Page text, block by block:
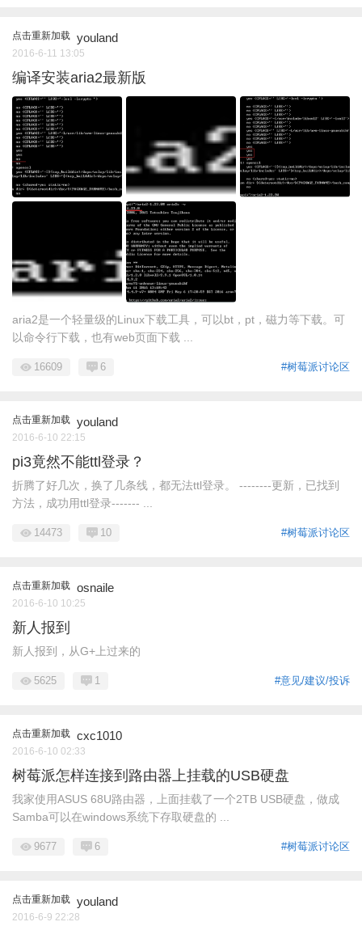
点击重新加载 youland
2016-6-11 13:05
编译安装aria2最新版
aria2是一个轻量级的Linux下载工具，可以bt，pt，磁力等下载。可
以命令行下载，也有web页面下载 ...
#树莓派讨论区
16609 6
点击重新加载 youland
2016-6-10 22:15
pi3竟然不能ttl登录？
折腾了好几次，换了几条线，都无法ttl登录。 --------更新，已找到
方法，成功用ttl登录------- ...
#树莓派讨论区
14473 10
点击重新加载 osnaile
2016-6-10 10:25
新人报到
新人报到，从G+上过来的
#意见/建议/投诉
5625 1
点击重新加载 cxc1010
2016-6-10 02:33
树莓派怎样连接到路由器上挂载的USB硬盘
我家使用ASUS 68U路由器，上面挂载了一个2TB USB硬盘，做成
Samba可以在windows系统下存取硬盘的 ...
#树莓派讨论区
9677 6
点击重新加载 youland
2016-6-9 22:28